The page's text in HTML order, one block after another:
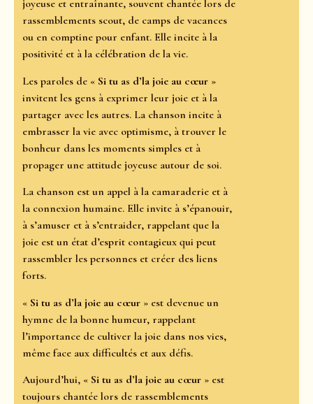
joyeuse et entraînante, souvent chantée lors de
rassemblements scout, de camps de vacances
ou en comptine pour enfant. Elle incite à la
positivité et à la célébration de la vie.
Les paroles de « Si tu as d’la joie au cœur »
invitent les gens à exprimer leur joie et à la
partager avec les autres. La chanson incite à
embrasser la vie avec optimisme, à trouver le
bonheur dans les moments simples et à
propager une attitude joyeuse autour de soi.
La chanson est un appel à la camaraderie et à
la connexion humaine. Elle invite à s’épanouir,
à s’amuser et à s’entraider, rappelant que la
joie est un état d’esprit contagieux qui peut
rassembler les personnes et créer des liens
forts.
« Si tu as d’la joie au cœur » est devenue un
hymne de la bonne humeur, rappelant
l’importance de cultiver la joie dans nos vies,
même face aux difficultés et aux défis.
Aujourd’hui, « Si tu as d’la joie au cœur » est
toujours chantée lors de rassemblements